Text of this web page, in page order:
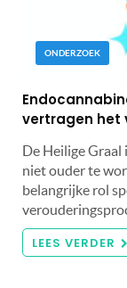
ONDERZOEK
vertragen het
De Heilige
niet ouder te
belangrijke rol
LEES VERDER